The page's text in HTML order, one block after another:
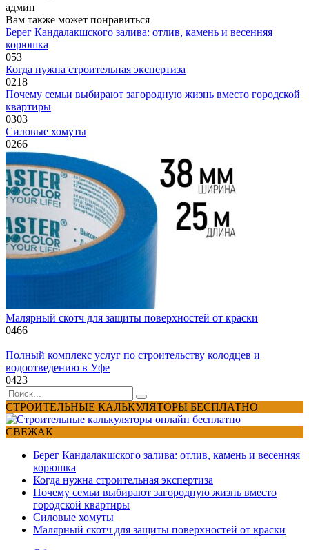
админ
Вам также может понравиться
Берег Кандалакшского залива: отлив, камень и весенняя
корюшка
053
Когда нужна строительная экспертиза
0218
Почему семьи выбирают загородную жизнь вместо городской
квартиры
0303
Силовые хомуты
0266
Малярный скотч для защиты поверхностей от краски
0466
Полный комплекс услуг по строительству колодцев и
водоотведению в Уфе
0423
Search
for:
СТРОИТЕЛЬНЫЕ КАЛЬКУЛЯТОРЫ БЕСПЛАТНО
СВЕЖАК
Берег Кандалакшского залива: отлив, камень и весенняя
корюшка
Когда нужна строительная экспертиза
Почему семьи выбирают загородную жизнь вместо
городской квартиры
Силовые хомуты
Малярный скотч для защиты поверхностей от краски